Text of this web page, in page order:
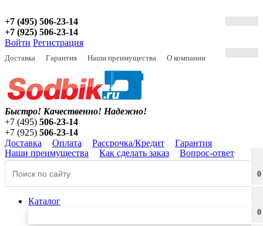
+7 (495) 506-23-14
+7 (925) 506-23-14
Войти Регистрация
Доставка Гарантия Наши преимущества О компании
0
0
Быстро! Качественно! Надежно!
+7 (495) 506-23-14
+7 (925) 506-23-14
Доставка
Оплата Рассрочка/Кредит
Гарантия
Наши преимущества
Как сделать заказ Вопрос-ответ
Каталог